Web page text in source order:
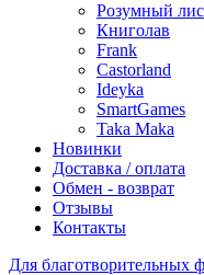
Розумный лис
Книголав
Frank
Castorland
Ideyka
SmartGames
Taka Maka
Новинки
Доставка / оплата
Обмен - возврат
Отзывы
Контакты
Для благотворительных